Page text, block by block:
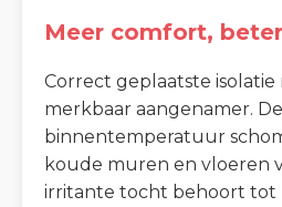
Meer comfort,
Correct geplaatste isolatie
merkbaar aangenamer. De
binnentemperatuur
koude muren en vloeren
irritante tocht behoort tot